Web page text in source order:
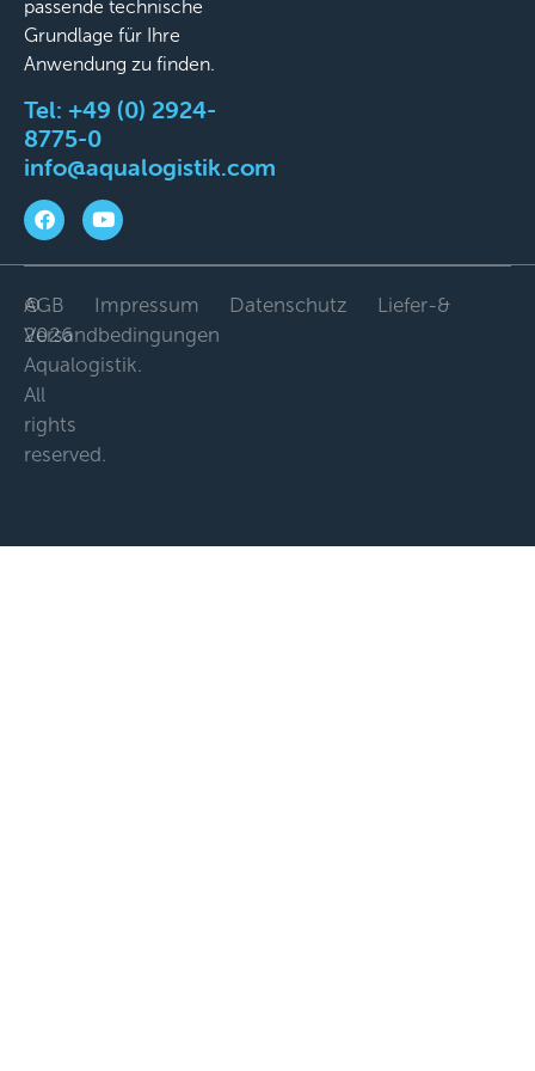
passende technische
Grundlage für Ihre
Anwendung zu finden.
Tel: +49 (0) 2924-
8775-0
info@aqualogistik.com
©
2026
Aqualogistik.
All
rights
reserved.
AGB Impressum Datenschutz
Liefer-&
Versandbedingungen